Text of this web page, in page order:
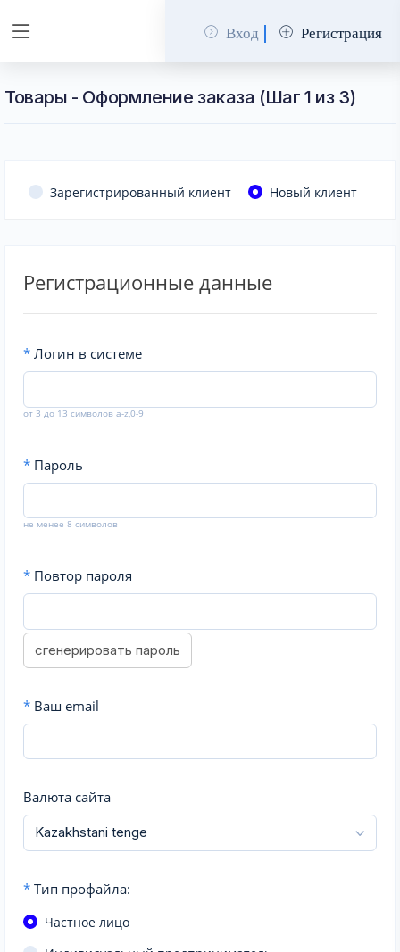
Вход Регистрация
Товары - Оформление заказа (Шаг 1 из 3)
Зарегистрированный клиент Новый клиент
Регистрационные данные
* Логин в системе
от 3 до 13 символов a-z,0-9
* Пароль
не менее 8 символов
* Повтор пароля
сгенерировать пароль
* Ваш email
Валюта сайта
* Тип профайла:
Частное лицо